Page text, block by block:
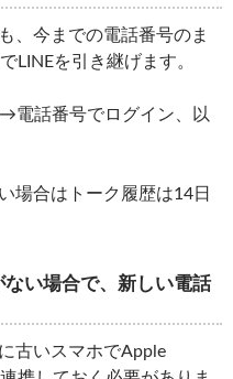
、今までの電話番号のま
LINEを引き継げます。
話番号でログイン、以
場合はトーク履歴は14日
い場合で、新しい電話
古いスマホでApple